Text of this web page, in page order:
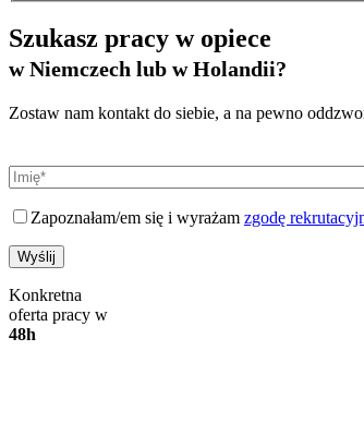
Szukasz pracy w opiece
w Niemczech lub w Holandii?
Zostaw nam kontakt do siebie, a na pewno
Zapoznałam/em się i wyrażam zgodę
Konkretna
oferta pracy w
48h